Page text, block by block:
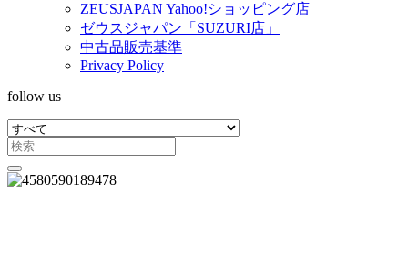
ZEUSJAPAN Yahoo!ショッピング店
ゼウスジャパン「SUZURI店」
中古品販売基準
Privacy Policy
follow us